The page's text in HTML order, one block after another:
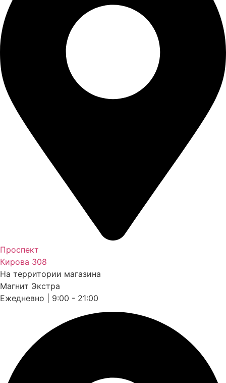
Проспект
Кирова 308
На территории магазина
Магнит Экстра
Ежедневно | 9:00 - 21:00